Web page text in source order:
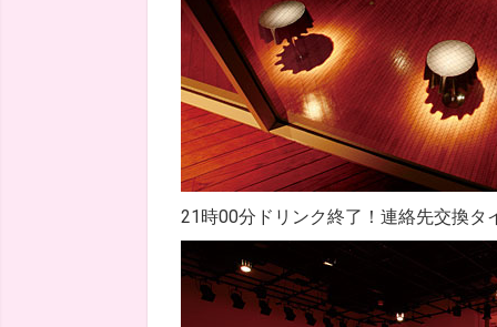
21時00分ドリンク終了！連絡先交換タ